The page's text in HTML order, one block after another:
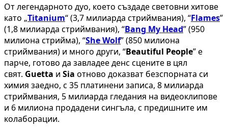
От легендарното дуо, което създаде световни хитове
като „Titanium“ (3,7 милиарда стриймвания), “Flames”
(1,8 милиарда стриймвания), “Bang My Head” (950
милиона стрийма), “She Wolf” (850 милиона
стриймвания) и много други, “Beautiful People” е
парче, готово да завладее денс сцените в цял
свят. Guetta и Sia отново доказват безспорната си
химия заедно, с 35 платинени записа, 8 милиарда
стриймвания, 5 милиарда гледания на видеоклипове
и 6 милиона продадени сингъла, с предишните им
колаборации.